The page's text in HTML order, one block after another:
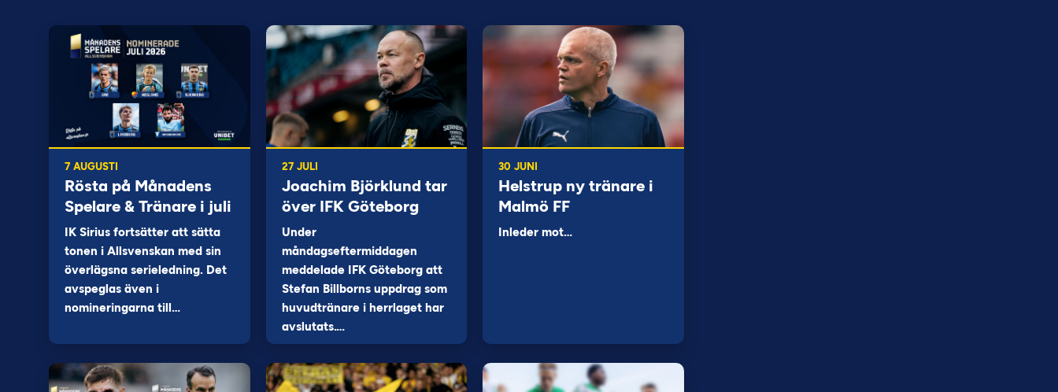
7 AUGUSTI
Rösta på Månadens
Spelare & Tränare i juli
IK Sirius fortsätter att sätta
tonen i Allsvenskan med sin
överlägsna serieledning. Det
avspeglas även i
nomineringarna till…
27 JULI
Joachim Björklund tar
över IFK Göteborg
Under
måndagseftermiddagen
meddelade IFK Göteborg att
Stefan Billborns uppdrag som
huvudtränare i herrlaget har
avslutats.…
30 JUNI
Helstrup ny tränare i
Malmö FF
Inleder mot…